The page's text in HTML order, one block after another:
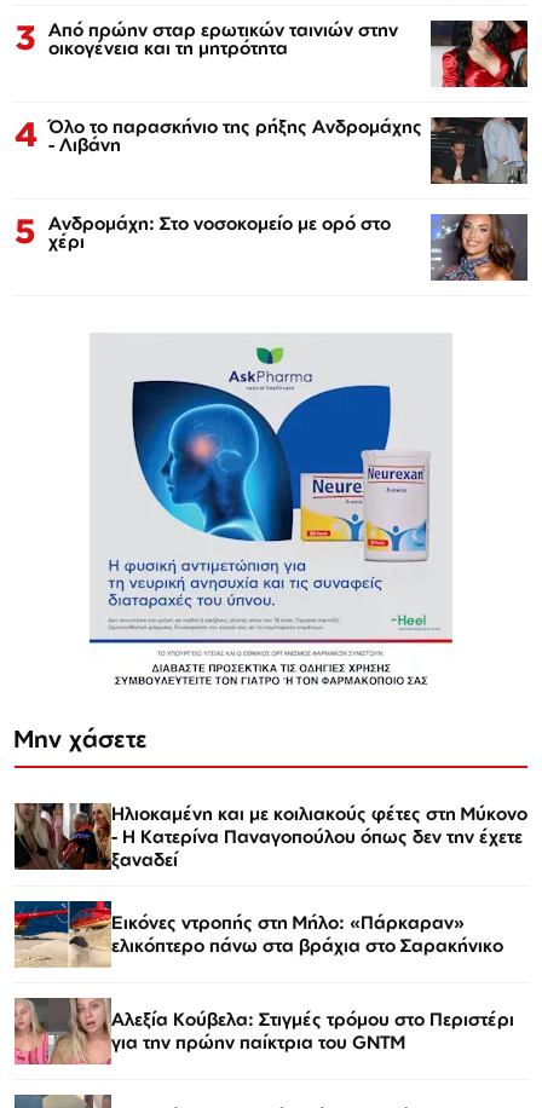
3 Από πρώην σταρ ερωτικών ταινιών στην
οικογένεια και τη μητρότητα
4 Όλο το παρασκήνιο της ρήξης Ανδρομάχης
- Λιβάνη
5 Ανδρομάχη: Στο νοσοκομείο με ορό στο
χέρι
Μην χάσετε
Ηλιοκαμένη και με κοιλιακούς φέτες στη Μύκονο
- Η Κατερίνα Παναγοπούλου όπως δεν την έχετε
ξαναδεί
Εικόνες ντροπής στη Μήλο: «Πάρκαραν»
ελικόπτερο πάνω στα βράχια στο Σαρακήνικο
Αλεξία Κούβελα: Στιγμές τρόμου στο Περιστέρι
για την πρώην παίκτρια του GNTM